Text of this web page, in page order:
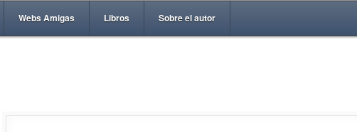
Webs Amigas Libros Sobre el autor